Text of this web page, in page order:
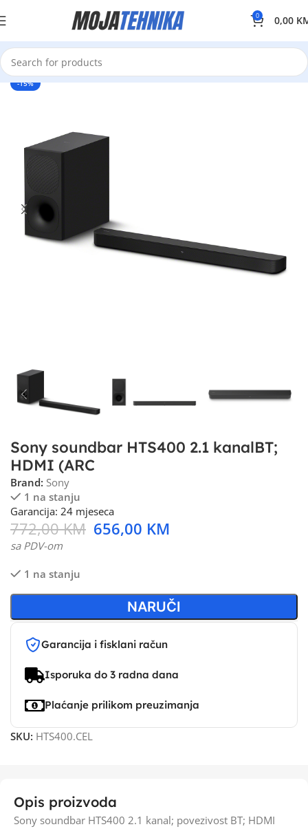
0 0,00
-15%
Sony soundbar HTS400 2.1 kanalBT;
HDMI (ARC
Brand: Sony
1 na stanju
Garancija: 24 mjeseca
772,00KM 656,00 KM
sa PDV-om
1 na stanju
NARUČI
Garancija i fisklani račun
Isporuka do 3 radna dana
Plaćanje prilikom preuzimanja
SKU: HTS400.CEL
Opis proizvoda
Sony soundbar HTS400 2.1 kanal; povezivost BT; HDMI